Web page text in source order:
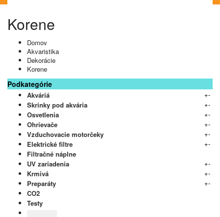
Korene
Domov
Akvaristika
Dekorácie
Korene
Podkategórie
Akváriá +-
Skrinky pod akvária
+-
Osvetlenia
+-
Ohrievače
+-
Vzduchovacie motorčeky
+-
Elektrické filtre
+-
Filtračné náplne
UV zariadenia
+-
Krmivá
+-
Preparáty
+-
CO2
Testy